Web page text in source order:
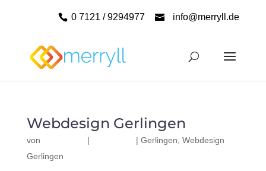
0 7121 / 9294977 info@merryll.de
Webdesign Gerlingen
von | | Gerlingen Webdesign
Gerlingen